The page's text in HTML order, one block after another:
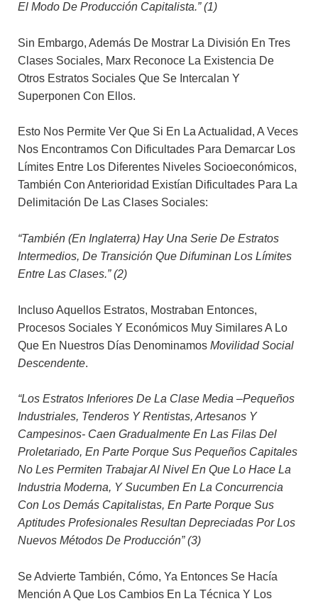
El Modo De Producción Capitalista.” (1)
Sin Embargo, Además De Mostrar La División En Tres
Clases Sociales, Marx Reconoce La Existencia De
Otros Estratos Sociales Que Se Intercalan Y
Superponen Con Ellos.
Esto Nos Permite Ver Que Si En La Actualidad, A Veces
Nos Encontramos Con Dificultades Para Demarcar Los
Límites Entre Los Diferentes Niveles Socioeconómicos,
También Con Anterioridad Existían Dificultades Para La
Delimitación De Las Clases Sociales:
“También (en Inglaterra) Hay Una Serie De Estratos
Intermedios, De Transición Que Difuminan Los Límites
Entre Las Clases.” (2)
Incluso Aquellos Estratos, Mostraban Entonces,
Procesos Sociales Y Económicos Muy Similares A Lo
Que En Nuestros Días Denominamos Movilidad Social
Descendente.
“Los Estratos Inferiores De La Clase Media –pequeños
Industriales, Tenderos Y Rentistas, Artesanos Y
Campesinos- Caen Gradualmente En Las Filas Del
Proletariado, En Parte Porque Sus Pequeños Capitales
No Les Permiten Trabajar Al Nivel En Que Lo Hace La
Industria Moderna, Y Sucumben En La Concurrencia
Con Los Demás Capitalistas, En Parte Porque Sus
Aptitudes Profesionales Resultan Depreciadas Por Los
Nuevos Métodos De Producción” (3)
Se Advierte También, Cómo, Ya Entonces Se Hacía
Mención A Que Los Cambios En La Técnica Y Los